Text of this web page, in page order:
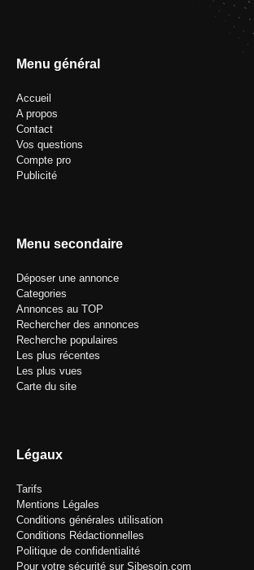
Menu général
Accueil
A propos
Contact
Vos questions
Compte pro
Publicité
Menu secondaire
Déposer une annonce
Categories
Annonces au TOP
Rechercher des annonces
Recherche populaires
Les plus récentes
Les plus vues
Carte du site
Légaux
Tarifs
Mentions Légales
Conditions générales utilisation
Conditions Rédactionnelles
Politique de confidentialité
Pour votre sécurité sur Sibesoin.com